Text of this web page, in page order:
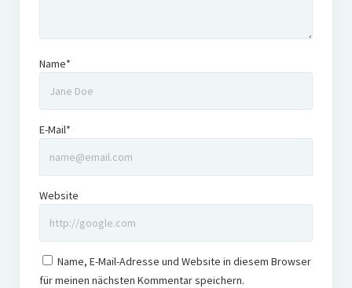
Name*
E-Mail*
Website
Name, E-Mail-Adresse und Website in diesem Browser
für meinen nächsten Kommentar speichern.